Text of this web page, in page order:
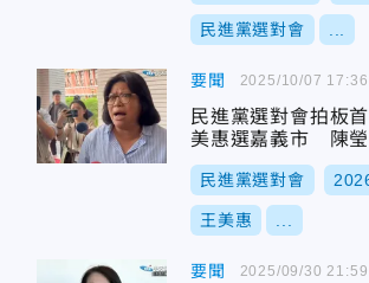
民進黨選對會
要聞
民進黨選對會拍板
美惠選嘉義市 陳瑩
民進黨選對會
王美惠
2025/10/07 17:36
要聞 2025/09/30 21:59